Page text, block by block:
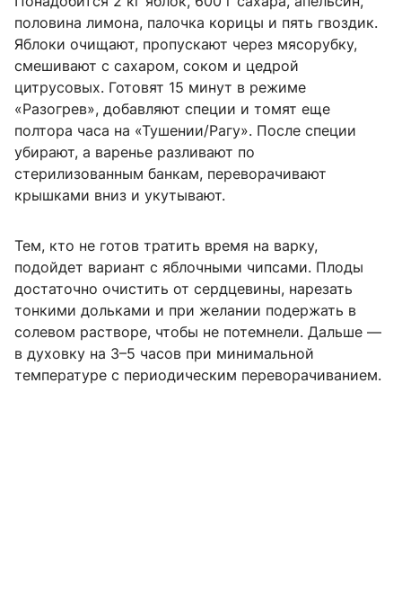
половина лимона, палочка корицы и пять гвоздик.
Яблоки очищают, пропускают через мясорубку,
смешивают с сахаром, соком и цедрой
цитрусовых. Готовят 15 минут в режиме
«Разогрев», добавляют специи и томят еще
полтора часа на «Тушении/Рагу». После специи
убирают, а варенье разливают по
стерилизованным банкам, переворачивают
крышками вниз и укутывают.
Тем, кто не готов тратить время на варку,
подойдет вариант с яблочными чипсами. Плоды
достаточно очистить от сердцевины, нарезать
тонкими дольками и при желании подержать в
солевом растворе, чтобы не потемнели. Дальше —
в духовку на 3–5 часов при минимальной
температуре с периодическим переворачиванием.